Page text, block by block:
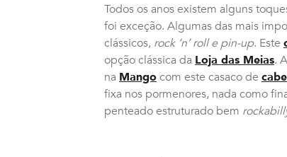
Todos os anos existem alguns
foi exceção. Algumas das mais
clássicos, rock ‘n’ roll e pin-up. Este
opção clássica da Loja das Meias.
na Mangocom este casaco de
fixa nos pormenores, nada como
penteado estruturado bem